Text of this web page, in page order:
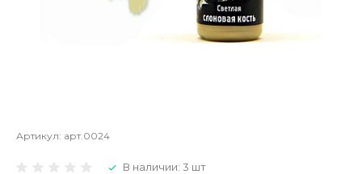
Артикул: арт.0024
В наличии: 3 шт